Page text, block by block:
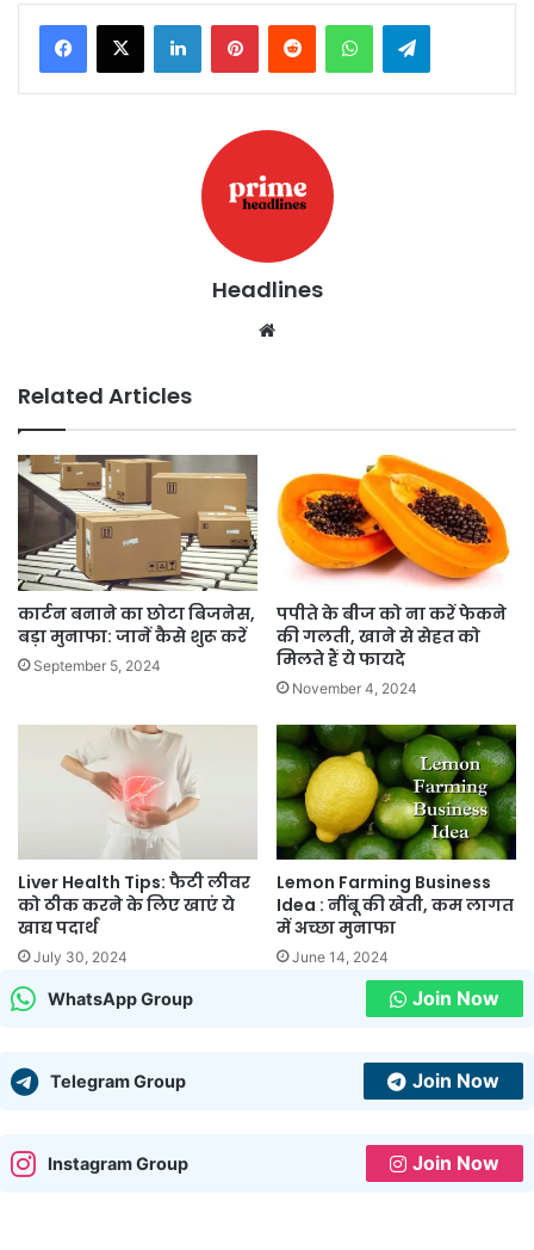
LinkedInPinterestReddit WhatsAppTelegram
Headlines
Related Articles
कार्टन बनाने का छोटा बिजनेस,
बड़ा मुनाफा: जानें कैसे शुरू करें
September 5, 2024
पपीते के बीज को ना करें फेकने
की गलती, खाने से सेहत को
मिलते हैं ये फायदे
November 4, 2024
Liver Health Tips: फैटी लीवर
को ठीक करने के लिए खाएं ये
खाद्य पदार्थ
July 30, 2024
Lemon Farming Business
Idea : नींबू की खेती, कम लागत
में अच्छा मुनाफा
June 14, 2024
WhatsApp Group Join Now
Telegram Group Join Now
Instagram Group Join Now